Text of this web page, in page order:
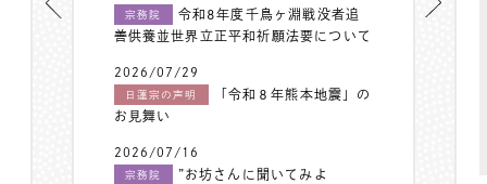
宗務院
令和8年度千鳥ヶ淵戦没者追
善供養並世界立正平和祈願法要について
2026/07/29
日蓮宗の声明
「令和８年熊本地震」の
お見舞い
2026/07/16
宗務院
”お坊さんに聞いてみよ